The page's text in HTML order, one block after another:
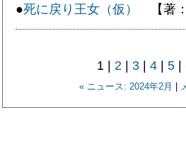
●死に戻り王女（仮） 【著
1 | 2 | 3 | 4 | 5 |
« ニュース: 2024年2月 |